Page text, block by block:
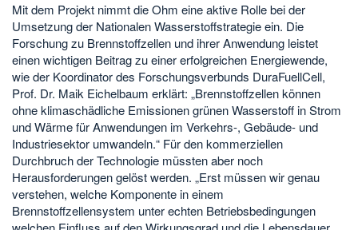
Mit dem Projekt nimmt die Ohm eine aktive Rolle bei der
Umsetzung der Nationalen Wasserstoffstrategie ein. Die
Forschung zu Brennstoffzellen und ihrer Anwendung leistet
einen wichtigen Beitrag zu einer erfolgreichen Energiewende,
wie der Koordinator des Forschungsverbunds DuraFuellCell,
Prof. Dr. Maik Eichelbaum erklärt: „Brennstoffzellen können
ohne klimaschädliche Emissionen grünen Wasserstoff in Strom
und Wärme für Anwendungen im Verkehrs-, Gebäude- und
Industriesektor umwandeln.“ Für den kommerziellen
Durchbruch der Technologie müssten aber noch
Herausforderungen gelöst werden. „Erst müssen wir genau
verstehen, welche Komponente in einem
Brennstoffzellensystem unter echten Betriebsbedingungen